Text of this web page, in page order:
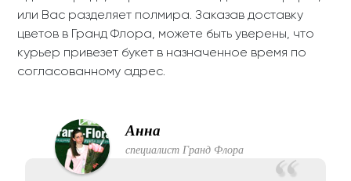
или Вас разделяет полмира. Заказав доставку
цветов в Гранд Флора, можете быть уверены, что
курьер привезет букет в назначенное время по
согласованному адрес.
Анна
специалист Гранд Флора